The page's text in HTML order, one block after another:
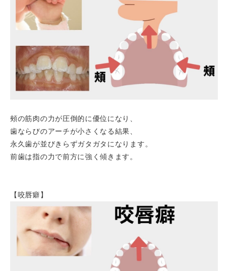
頰の筋肉の力が圧倒的に優位になり、
歯ならびのアーチが小さくなる結果、
永久歯が並びきらずガタガタになります。
前歯は指の力で前方に強く傾きます。
【咬唇癖】